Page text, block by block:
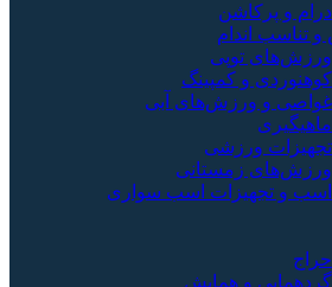
درام و پرکاشن
تناسب اندام
ورزش‌های توپی
کوهنوردی و کمپینگ
غواصی و ورزش‌های آبی
ماهیگیری
تجهیزات ورزشی
ورزش‌های زمستانی
اسب و تجهیزات اسب سواری
حراج
گردهمایی و همایش